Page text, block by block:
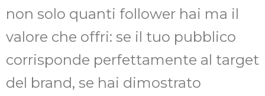
non solo quanti follower hai ma il
valore che offri: se il tuo pubblico
corrisponde perfettamente al target
del brand, se hai dimostrato